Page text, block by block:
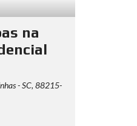
na
- SC, 88215-